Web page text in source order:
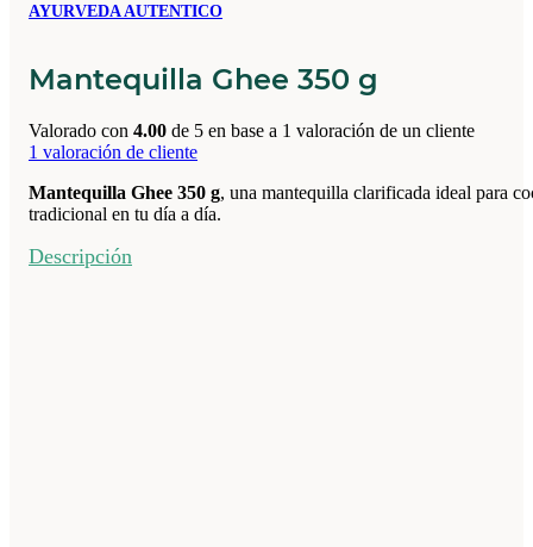
AYURVEDA AUTENTICO
Mantequilla Ghee 350 g
Valorado con 4.00 de 5 en base a 1 valoración de un cliente
1 valoración de cliente
Mantequilla Ghee 350 g, una mantequilla clarificada ideal para
tradicional en tu día a día.
Descripción